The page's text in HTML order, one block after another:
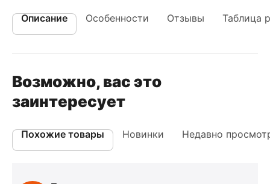
Описание Особенности Отзывы Таблица
Возможно, вас это
заинтересует
Похожие товары Новинки Недавно